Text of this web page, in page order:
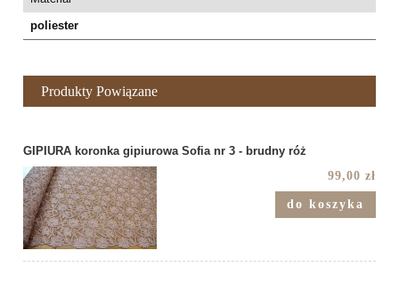
poliester
Produkty Powiązane
GIPIURA koronka gipiurowa Sofia nr 3 - brudny róż
99,00 zł
do koszyka